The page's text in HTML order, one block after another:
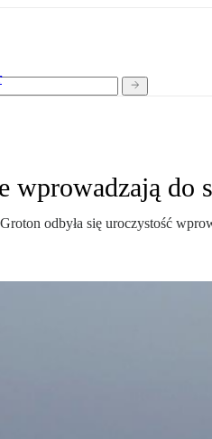
wprowadzają do
odbyła się uroczystość